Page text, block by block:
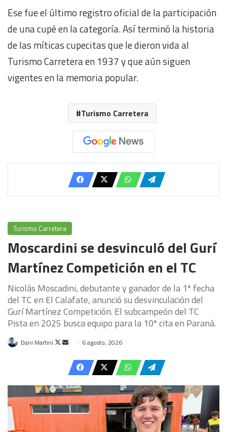
Ese fue el último registro oficial de la participación
de una cupé en la categoría. Así terminó la historia
de las míticas cupecitas que le dieron vida al
Turismo Carretera en 1937 y que aún siguen
vigentes en la memoria popular.
Turismo Carretera